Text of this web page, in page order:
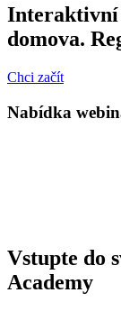
Interaktivní
domova.
Chci začít
Nabídka
Vstupte do
Academy